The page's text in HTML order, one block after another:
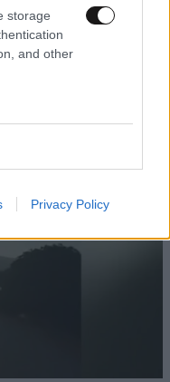
storage
and other
Privacy Policy